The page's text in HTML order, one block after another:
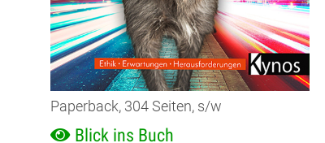
Paperback, 304 Seiten, s/w
Blick ins Buch